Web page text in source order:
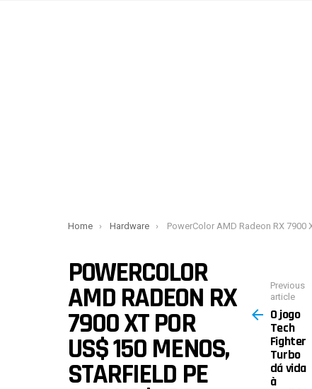
You are here:
Home Hardware PowerColor AMD Radeon RX 7900 XT por US$ 150 menos, Starfield PE por
POWERCOLOR
AMD RADEON RX
7900 XT POR
US$ 150 MENOS,
STARFIELD PE
Previous
article
O jogo
Tech
Fighter
Turbo
dá vida
à